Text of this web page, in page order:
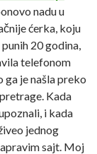
nadu u
ćerka, koju
20 godina,
telefonom
ga je našla preko
Kada
i kada
jednog
sajt. Moj